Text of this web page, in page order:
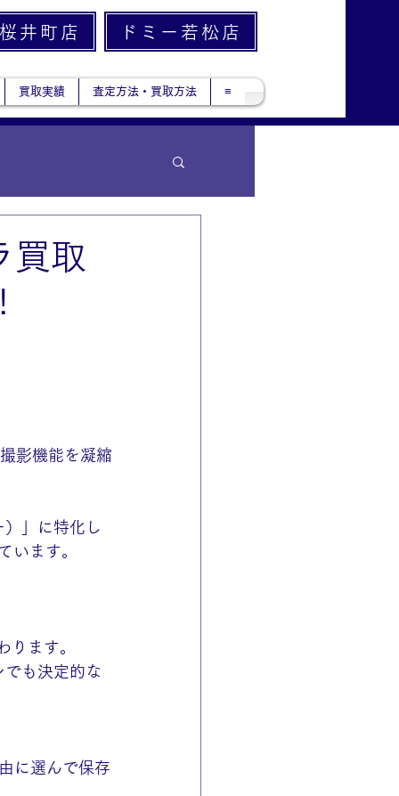
井町店 ドミー若松店
買取実績 査定方法・買取方法 ≡
買取
影機能を凝縮
」に特化し
います。
ります。
も決定的な
に選んで保存